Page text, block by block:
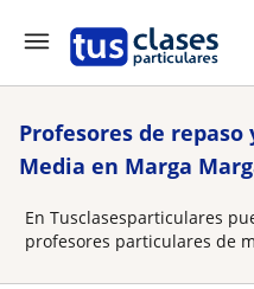
Profesores de repaso
Media en Marga
En Tusclasesparticulares
profesores particulares de